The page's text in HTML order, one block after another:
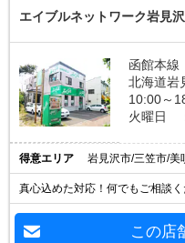
エイブルネットワーク岩見
函館本
北海道
10:00～
火曜日
得意エリア 岩見沢市/三笠市/美
真心込めた対応！何でもご相談く
この店